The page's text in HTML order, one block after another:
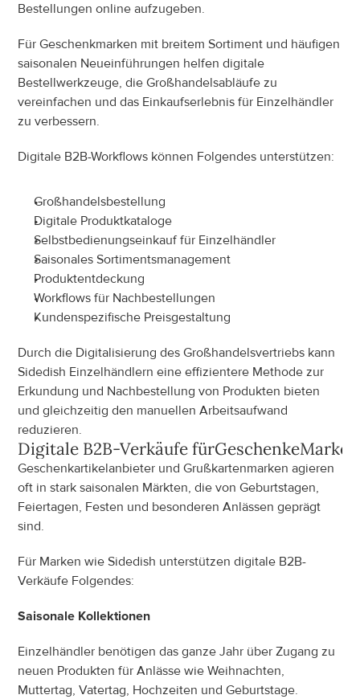
Bestellungen online aufzugeben.
Für Geschenkmarken mit breitem Sortiment und häufigen
saisonalen Neueinführungen helfen digitale
Bestellwerkzeuge, die Großhandelsabläufe zu
vereinfachen und das Einkaufserlebnis für Einzelhändler
zu verbessern.
Digitale B2B-Workflows können Folgendes unterstützen:
Großhandelsbestellung
Digitale Produktkataloge
Selbstbedienungseinkauf für Einzelhändler
Saisonales Sortimentsmanagement
Produktentdeckung
Workflows für Nachbestellungen
Kundenspezifische Preisgestaltung
Durch die Digitalisierung des Großhandelsvertriebs kann
Sidedish Einzelhändlern eine effizientere Methode zur
Erkundung und Nachbestellung von Produkten bieten
und gleichzeitig den manuellen Arbeitsaufwand
reduzieren.
Digitale B2B-Verkäufe fürGeschenkeMarken
Geschenkartikelanbieter und Grußkartenmarken agieren
oft in stark saisonalen Märkten, die von Geburtstagen,
Feiertagen, Festen und besonderen Anlässen geprägt
sind.
Für Marken wie Sidedish unterstützen digitale B2B-
Verkäufe Folgendes:
Saisonale Kollektionen
Einzelhändler benötigen das ganze Jahr über Zugang zu
neuen Produkten für Anlässe wie Weihnachten,
Muttertag, Vatertag, Hochzeiten und Geburtstage.